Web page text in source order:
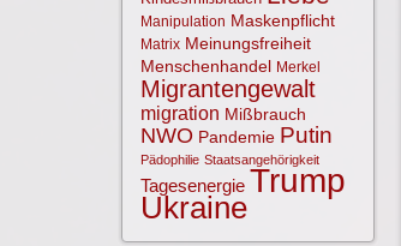
Manipulation Maskenpflicht
Matrix Meinungsfreiheit
Menschenhandel Merkel
Migrantengewalt
migration Mißbrauch
NWO Pandemie Putin
Pädophilie Staatsangehörigkeit
Tagesenergie Trump
Ukraine